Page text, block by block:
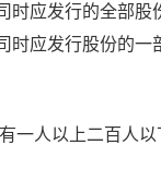
时应发行的全部股
时应发行股份的
一人以上二百人